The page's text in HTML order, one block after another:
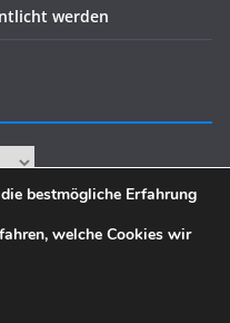
werden
vorbehalten.
Präsentiert von
bestmögliche Erfahrung
welche Cookies wir